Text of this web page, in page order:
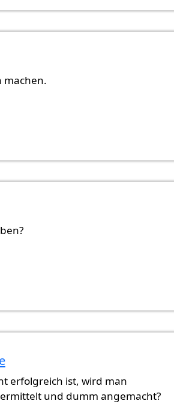
überprüft)
machen.
erfolgreich ist, wird man
und dumm angemacht?